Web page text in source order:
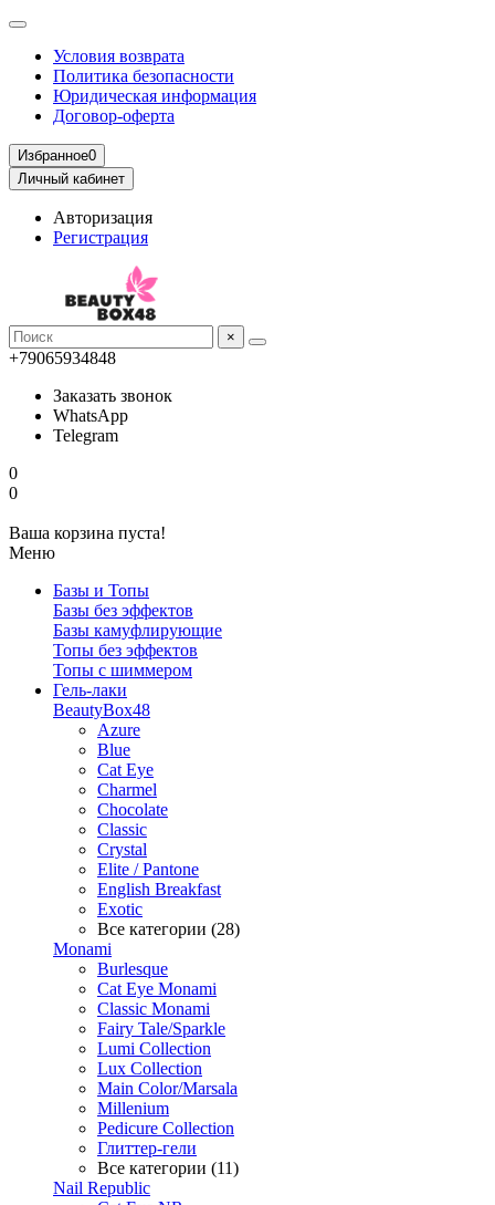
Условия возврата
Политика безопасности
Юридическая информация
Договор-оферта
Избранное0
Личный кабинет
Авторизация
Регистрация
×
+79065934848
Заказать звонок
WhatsApp
Telegram
0
0
Ваша корзина пуста!
Меню
Базы и Топы
Базы без эффектов
Базы камуфлирующие
Топы без эффектов
Топы с шиммером
Гель-лаки
BeautyBox48
Azure
Blue
Cat Eye
Charmel
Chocolate
Classic
Crystal
Elite / Pantone
English Breakfast
Exotic
Все категории (28)
Monami
Burlesque
Cat Eye Monami
Classic Monami
Fairy Tale/Sparkle
Lumi Collection
Lux Collection
Main Color/Marsala
Millenium
Pedicure Collection
Глиттер-гели
Все категории (11)
Nail Republic